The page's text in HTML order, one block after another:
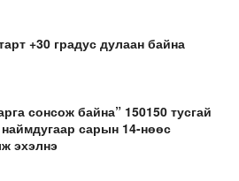
+30 градус дулаан байна
сонсож байна” 150150 тусгай
сарын 14-нөөс
эхэлнэ